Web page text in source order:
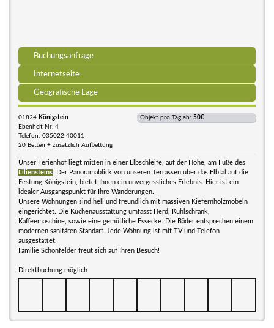
Buchungsanfrage
Internetseite
Geografische Lage
01824 Königstein
Ebenheit Nr. 4
Telefon: 035022 40011
20 Betten + zusätzlich Aufbettung
Objekt pro Tag ab: 50€
Unser Ferienhof liegt mitten in einer Elbschleife, auf der Höhe, am Fuße des
Liliensteins . Der Panoramablick von unseren Terrassen über das Elbtal auf die
Festung Königstein, bietet Ihnen ein unvergessliches Erlebnis. Hier ist ein
idealer Ausgangspunkt für Ihre Wanderungen.
Unsere Wohnungen sind hell und freundlich mit massiven Kiefernholzmöbeln
eingerichtet. Die Küchenausstattung umfasst Herd, Kühlschrank,
Kaffeemaschine, sowie eine gemütliche Essecke. Die Bäder entsprechen einem
modernen sanitären Standart. Jede Wohnung ist mit TV und Telefon
ausgestattet.
Familie Schönfelder freut sich auf Ihren Besuch!
Direktbuchung möglich